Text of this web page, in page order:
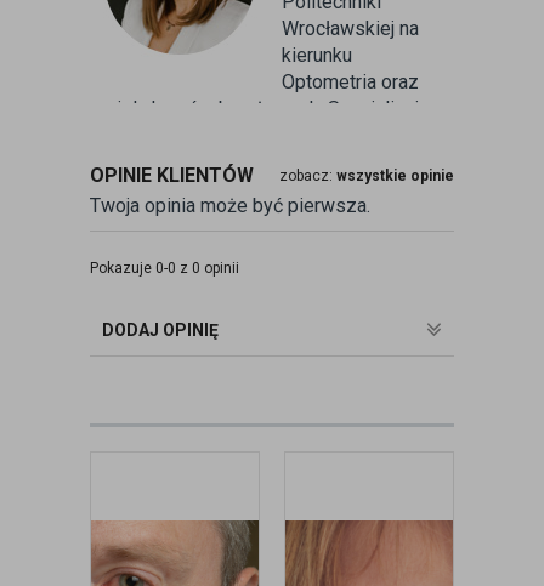
Wrocławskiej na
kierunku
Optometria oraz
wielu kursów branżowych. Specjalizuje
kontaktologii, czyli dobieraniu
soczewek kontaktowych miękkich. Od
ponad 10 lat pracuje w branży
optometrysta pracujący w gabinecie.
badania wad refrakcji, dobierając
OPINIE KLIENTÓW zobacz: wszystkie opinie
Twoja opinia może być pierwsza.
Pokazuje 0-0 z 0 opinii
DODAJ OPINIĘ